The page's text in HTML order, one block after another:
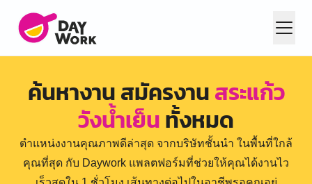
ค้นหางาน สมัครงานสระแก้ว
วังน้ำเย็นทั้งหมด
ตำแหน่งงานคุณภาพดีล่าสุด จากบริษัทชั้นนำ ในพื้นที่ใกล้
คุณที่สุด กับ Daywork แพลตฟอร์มที่ช่วยให้คุณได้งานไว